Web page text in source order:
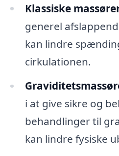
Klassiske
generel
kan lindre
cirkulationen.
i at give sikre og
behandlinger til
kan lindre fysiske